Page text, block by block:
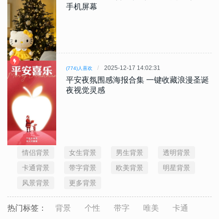
手机屏幕
(774)人喜欢 2025-12-17 14:02:31
平安夜氛围感海报合集 一键收藏浪漫圣诞
夜视觉灵感
情侣背景 女生背景 男生背景
透明背景
卡通背景
带字背景 欧美背景
明星背景
风景背景
更多背景
热门标签： 背景 个性 带字 唯美 卡通